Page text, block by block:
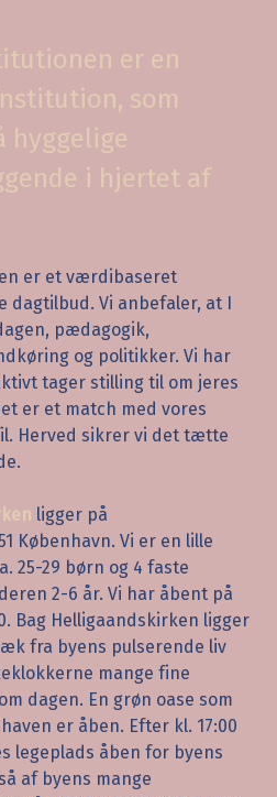
er en
som
hyggelige
i hjertet af
er et værdibaseret
Vi anbefaler, at I
pædagogik,
og politikker. Vi har
tager stilling til om jeres
er et match med vores
Herved sikrer vi det tætte
ligger på
København. Vi er en lille
25-29 børn og 4 faste
2-6 år. Vi har åbent på
Bag Helligaandskirken ligger
fra byens pulserende liv
mange fine
dagen. En grøn oase som
er åben. Efter kl. 17:00
legeplads åben for byens
af byens mange